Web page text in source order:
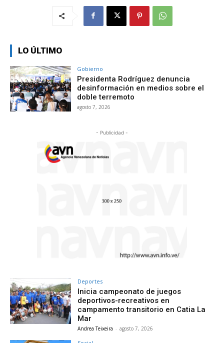
LO ÚLTIMO
Gobierno
Presidenta Rodríguez denuncia
desinformación en medios sobre el
doble terremoto
agosto 7, 2026
- Publicidad -
Deportes
Inicia campeonato de juegos
deportivos-recreativos en
campamento transitorio en Catia La
Mar
Andrea Teixeira - agosto 7, 2026